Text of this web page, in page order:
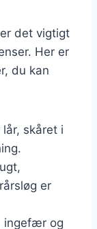
det vigtigt
Her er
du kan
skåret i
er
ingefær og